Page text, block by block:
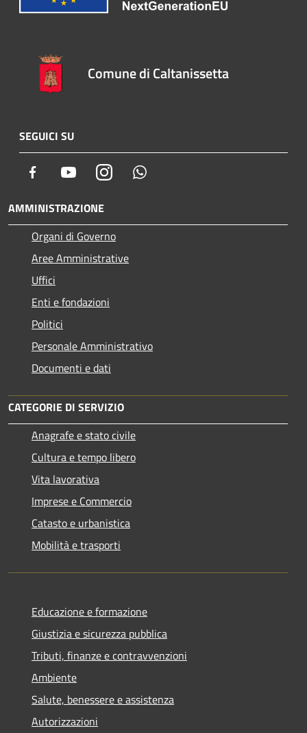
Comune di Caltanissetta
SEGUICI SU
Facebook YoutubeInstagram
AMMINISTRAZIONE
Organi di Governo
Aree Amministrative
Uffici
Enti e fondazioni
Politici
Personale Amministrativo
Documenti e dati
CATEGORIE DI SERVIZIO
Anagrafe e stato civile
Cultura e tempo libero
Vita lavorativa
Imprese e Commercio
Catasto e urbanistica
Mobilità e trasporti
Educazione e formazione
Giustizia e sicurezza pubblica
Tributi, finanze e contravvenzioni
Ambiente
Salute, benessere e assistenza
Autorizzazioni